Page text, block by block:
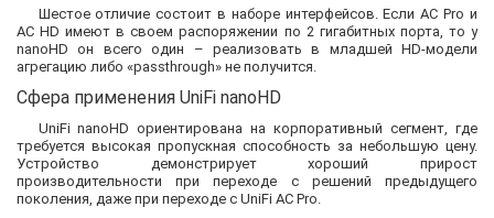
Шестое отличие состоит в наборе интерфейсов. Если AC Pro и
AC HD имеют в своем распоряжении по 2 гигабитных порта, то у
nanoHD он всего один – реализовать в младшей HD-модели
агрегацию либо «passthrough» не получится.
Сфера применения UniFi nanoHD
UniFi nanoHD ориентирована на корпоративный сегмент, где
требуется высокая пропускная способность за небольшую цену.
Устройство демонстрирует хороший прирост
производительности при переходе с решений предыдущего
поколения, даже при переходе с UniFi AC Pro.